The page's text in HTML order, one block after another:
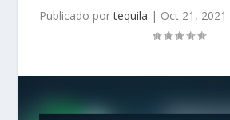
Publicado portequila | Oct 21, 2021